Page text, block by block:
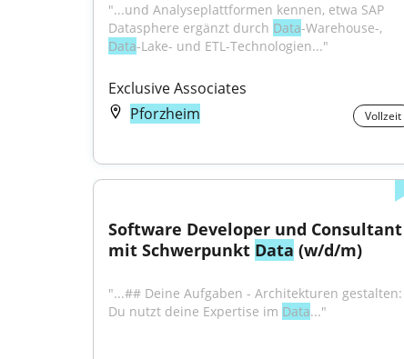
"...und Analyseplattformen kennen, etwa SAP
Datasphere ergänzt durch Data
Data-Lake- und ETL-Technologien..."
Exclusive Associates
Pforzheim
Vollzeit
Software Developer und Consultant
mit Schwerpunkt Data (w/d/m)
"...## Deine Aufgaben - Architekturen gestalten:
Du nutzt deine Expertise im Data..."